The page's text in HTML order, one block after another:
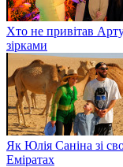
Хто не привітав
зірками
Як Юлія Саніна зі
Еміратах